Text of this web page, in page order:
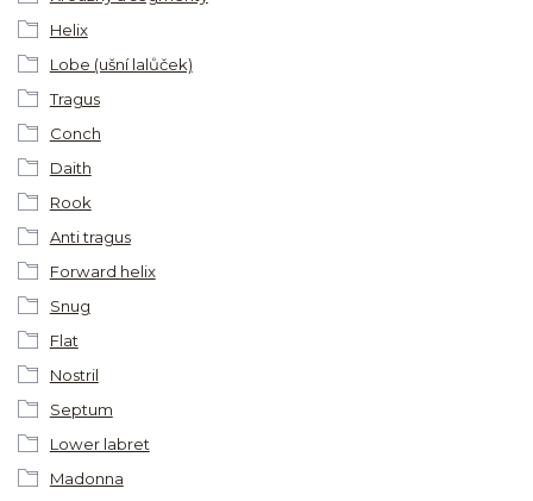
Helix
Lobe (ušní lalůček)
Tragus
Conch
Daith
Rook
Anti tragus
Forward helix
Snug
Flat
Nostril
Septum
Lower labret
Madonna